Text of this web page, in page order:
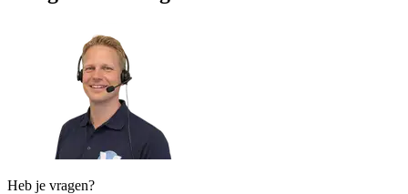
Heb je vragen?